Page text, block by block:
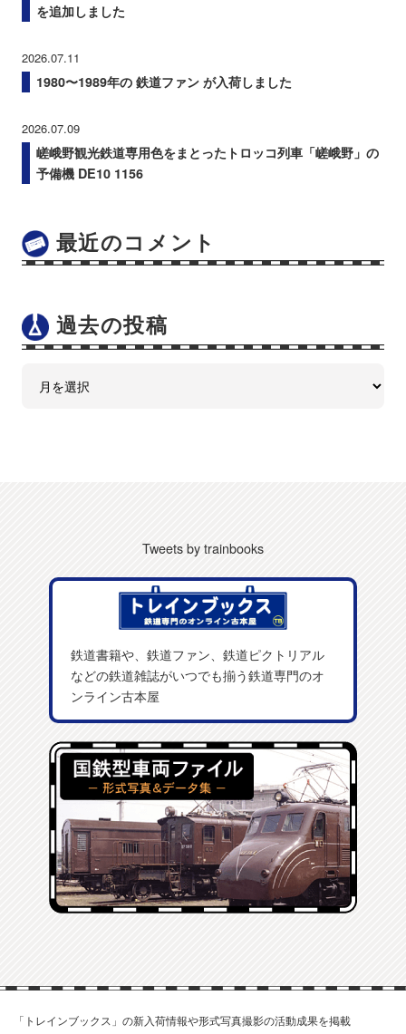
を追加しました
2026.07.11
1980〜1989年の 鉄道ファン が入荷しました
2026.07.09
嵯峨野観光鉄道専用色をまとったトロッコ列車「嵯峨野」の
予備機 DE10 1156
最近のコメント
過去の投稿
Tweets by trainbooks
鉄道書籍や、鉄道ファン、鉄道ピクトリアル
などの鉄道雑誌がいつでも揃う鉄道専門のオ
ンライン古本屋
「トレインブックス」の新入荷情報や形式写真撮影の活動成果を掲載